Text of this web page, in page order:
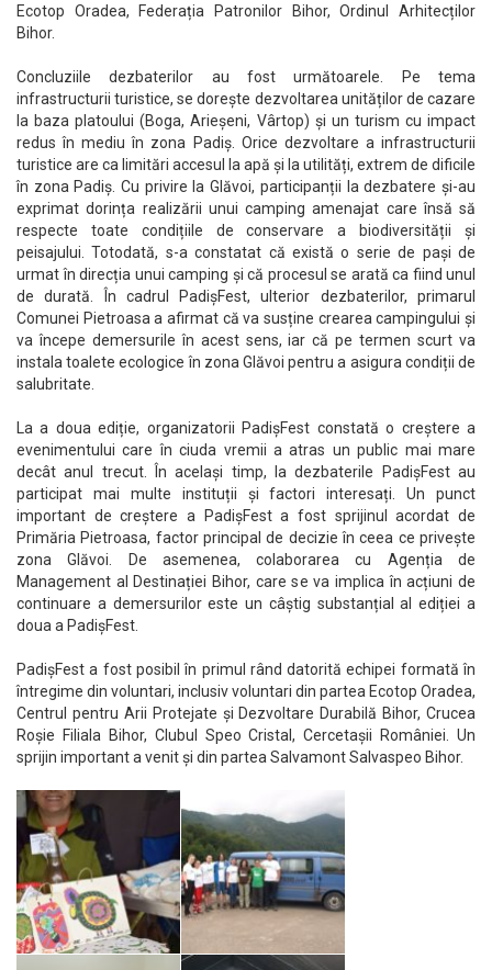
Ecotop Oradea, Federația Patronilor Bihor, Ordinul Arhitecților
Bihor.
Concluziile dezbaterilor au fost următoarele. Pe tema
infrastructurii turistice, se dorește dezvoltarea unităților de cazare
la baza platoului (Boga, Arieșeni, Vârtop) și un turism cu impact
redus în mediu în zona Padiș. Orice dezvoltare a infrastructurii
turistice are ca limitări accesul la apă și la utilități, extrem de dificile
în zona Padiș. Cu privire la Glăvoi, participanții la dezbatere și-au
exprimat dorința realizării unui camping amenajat care însă să
respecte toate condițiile de conservare a biodiversității și
peisajului. Totodată, s-a constatat că există o serie de pași de
urmat în direcția unui camping și că procesul se arată ca fiind unul
de durată. În cadrul PadișFest, ulterior dezbaterilor, primarul
Comunei Pietroasa a afirmat că va susține crearea campingului și
va începe demersurile în acest sens, iar că pe termen scurt va
instala toalete ecologice în zona Glăvoi pentru a asigura condiții de
salubritate.
La a doua ediție, organizatorii PadișFest constată o creștere a
evenimentului care în ciuda vremii a atras un public mai mare
decât anul trecut. În același timp, la dezbaterile PadișFest au
participat mai multe instituții și factori interesați. Un punct
important de creștere a PadișFest a fost sprijinul acordat de
Primăria Pietroasa, factor principal de decizie în ceea ce privește
zona Glăvoi. De asemenea, colaborarea cu Agenția de
Management al Destinației Bihor, care se va implica în acțiuni de
continuare a demersurilor este un câștig substanțial al ediției a
doua a PadișFest.
PadișFest a fost posibil în primul rând datorită echipei formată în
întregime din voluntari, inclusiv voluntari din partea Ecotop Oradea,
Centrul pentru Arii Protejate și Dezvoltare Durabilă Bihor, Crucea
Roșie Filiala Bihor, Clubul Speo Cristal, Cercetașii României. Un
sprijin important a venit și din partea Salvamont Salvaspeo Bihor.